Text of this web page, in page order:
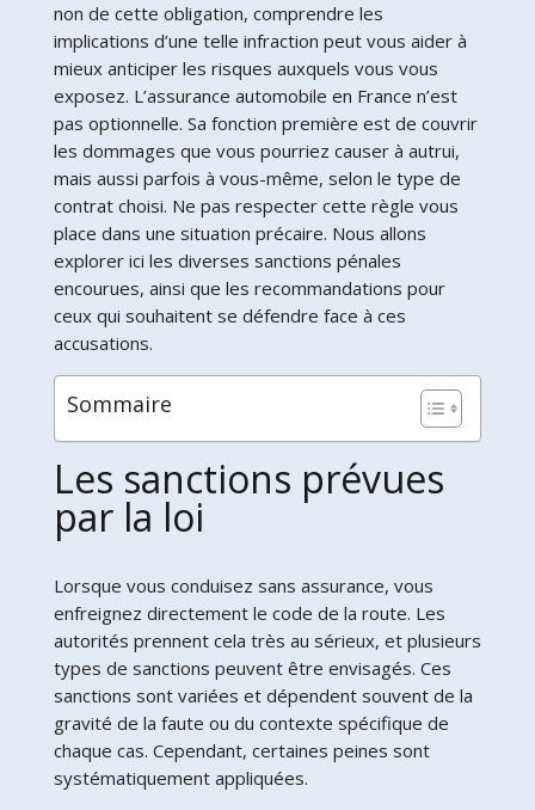
non de cette obligation, comprendre les
implications d’une telle infraction peut vous aider à
mieux anticiper les risques auxquels vous vous
exposez. L’assurance automobile en France n’est
pas optionnelle. Sa fonction première est de couvrir
les dommages que vous pourriez causer à autrui,
mais aussi parfois à vous-même, selon le type de
contrat choisi. Ne pas respecter cette règle vous
place dans une situation précaire. Nous allons
explorer ici les diverses sanctions pénales
encourues, ainsi que les recommandations pour
ceux qui souhaitent se défendre face à ces
accusations.
Sommaire
Les sanctions prévues
par la loi
Lorsque vous conduisez sans assurance, vous
enfreignez directement le code de la route. Les
autorités prennent cela très au sérieux, et plusieurs
types de sanctions peuvent être envisagés. Ces
sanctions sont variées et dépendent souvent de la
gravité de la faute ou du contexte spécifique de
chaque cas. Cependant, certaines peines sont
systématiquement appliquées.